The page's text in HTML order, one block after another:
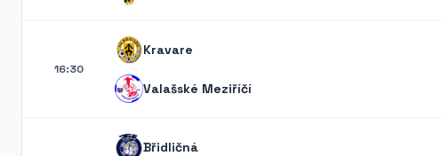
16:30
Kravare
Valašské Meziříčí
Břidličná